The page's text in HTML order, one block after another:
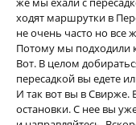
ходят маршрутки в
не очень часто но
Потому мы подходили
Вот. В целом
пересадкой вы едете
И так вот вы в Свирже.
остановки. С нее вы